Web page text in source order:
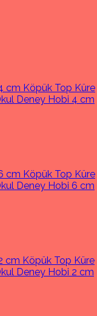
cm Köpük Top Küre
Deney Hobi 4 cm
cm Köpük Top Küre
Deney Hobi 6 cm
cm Köpük Top Küre
Deney Hobi 2 cm